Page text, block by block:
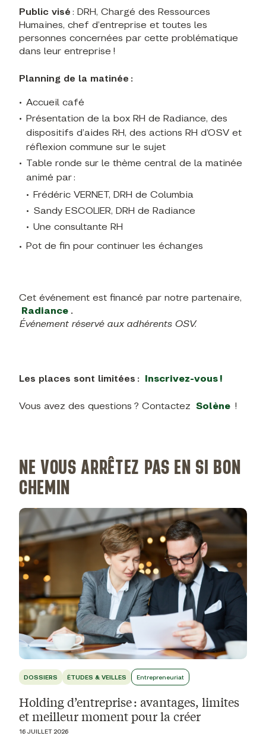
Public visé : DRH, Chargé des Ressources
Humaines, chef d’entreprise et toutes les
personnes concernées par cette problématique
dans leur entreprise !
Planning de la matinée :
Accueil café
Présentation de la box RH de Radiance, des
dispositifs d’aides RH, des actions RH d’OSV et
réflexion commune sur le sujet
Table ronde sur le thème central de la matinée
animé par :
Frédéric VERNET, DRH de Columbia
Sandy ESCOLIER, DRH de Radiance
Une consultante RH
Pot de fin pour continuer les échanges
Cet événement est financé par notre partenaire,
Radiance .
Événement réservé aux adhérents OSV.
Les places sont limitées : Inscrivez-vous !
Vous avez des questions ? Contactez Solène !
NE VOUS ARRÊTEZ PAS EN SI BON
CHEMIN
DOSSIERS ÉTUDES & VEILLES Entrepreneuriat
Holding d’entreprise : avantages, limites
et meilleur moment pour la créer
16 JUILLET 2026